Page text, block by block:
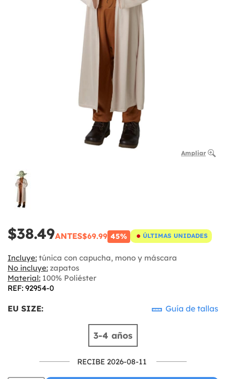
Ampliar
$38.49ANTES$69.99 45% ÚLTIMAS UNIDADES
Incluye: túnica con capucha, mono y máscara
No incluye: zapatos
Material: 100% Poliéster
REF: 92954-0
EU SIZE: Guía de tallas
3-4 años
RECIBE 2026-08-11